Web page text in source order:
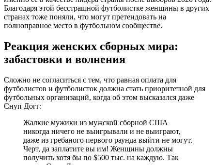
Благодаря этой бесстрашной футболистке женщины в других
странах тоже поняли, что могут претендовать на
полноправное место в футбольном сообществе.
Реакция женских сборных мира:
забастовки и волнения
Сложно не согласиться с тем, что равная оплата для
футболистов и футболисток должна стать приоритетной для
футбольных организаций, когда об этом высказался даже
Снуп Догг:
Жалкие мужики из мужской сборной США
никогда ничего не выигрывали и не выиграют,
даже из гребаного первого раунда выйти не могут.
Черт, да заплатите вы им! Женщины должны
получить хотя бы по $500 тыс. на каждую. Так